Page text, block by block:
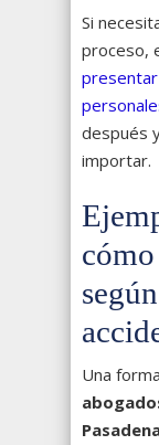
Si
proceso,
después
importar.
cómo
Una